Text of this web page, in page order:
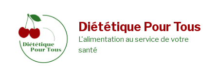
contenu
Diététique Pour Tous
L'alimentation au service de votre
santé